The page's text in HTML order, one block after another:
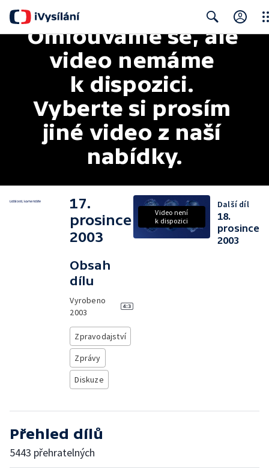
Search
Omlouváme se, ale
video nemáme
k dispozici.
Vyberte si prosím
jiné video z naší
nabídky.
17.
prosince
2003
Obsah
dílu
Vyrobeno
2003
Zpravodajství
Zprávy
Diskuze
Video není
k dispozici
Další díl
18.
prosince
2003
Přehled dílů
5443 přehratelných